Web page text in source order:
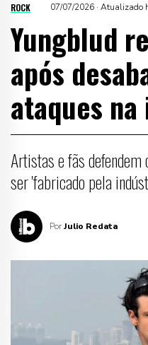
ROCK 07/07/2026 · Atualizado
Yungblud
após
ataques
Artistas e fãs defendem
ser 'fabricado pela
PorJulio Redata